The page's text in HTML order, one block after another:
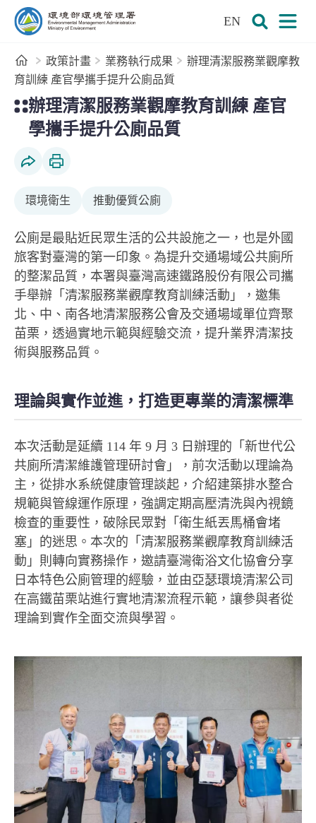
跳到主要內容區塊
EN
首頁政策計畫 業務執行成果
辦理清潔服務業觀摩教
育訓練 產官學攜手提升公廁品質
辦理清潔服務業觀摩教育訓練 產官
學攜手提升公廁品質
環境衛生 推動優質公廁
公廁是最貼近民眾生活的公共設施之一，也是外國
旅客對臺灣的第一印象。為提升交通場域公共廁所
的整潔品質，本署與臺灣高速鐵路股份有限公司攜
手舉辦「清潔服務業觀摩教育訓練活動」，邀集
北、中、南各地清潔服務公會及交通場域單位齊聚
苗栗，透過實地示範與經驗交流，提升業界清潔技
術與服務品質。
理論與實作並進，打造更專業的清潔標準
本次活動是延續 114 年 9 月 3 日辦理的「新世代公
共廁所清潔維護管理研討會」，前次活動以理論為
主，從排水系統健康管理談起，介紹建築排水整合
規範與管線運作原理，強調定期高壓清洗與內視鏡
檢查的重要性，破除民眾對「衛生紙丟馬桶會堵
塞」的迷思。本次的「清潔服務業觀摩教育訓練活
動」則轉向實務操作，邀請臺灣衛浴文化協會分享
日本特色公廁管理的經驗，並由亞瑟環境清潔公司
在高鐵苗栗站進行實地清潔流程示範，讓參與者從
理論到實作全面交流與學習。